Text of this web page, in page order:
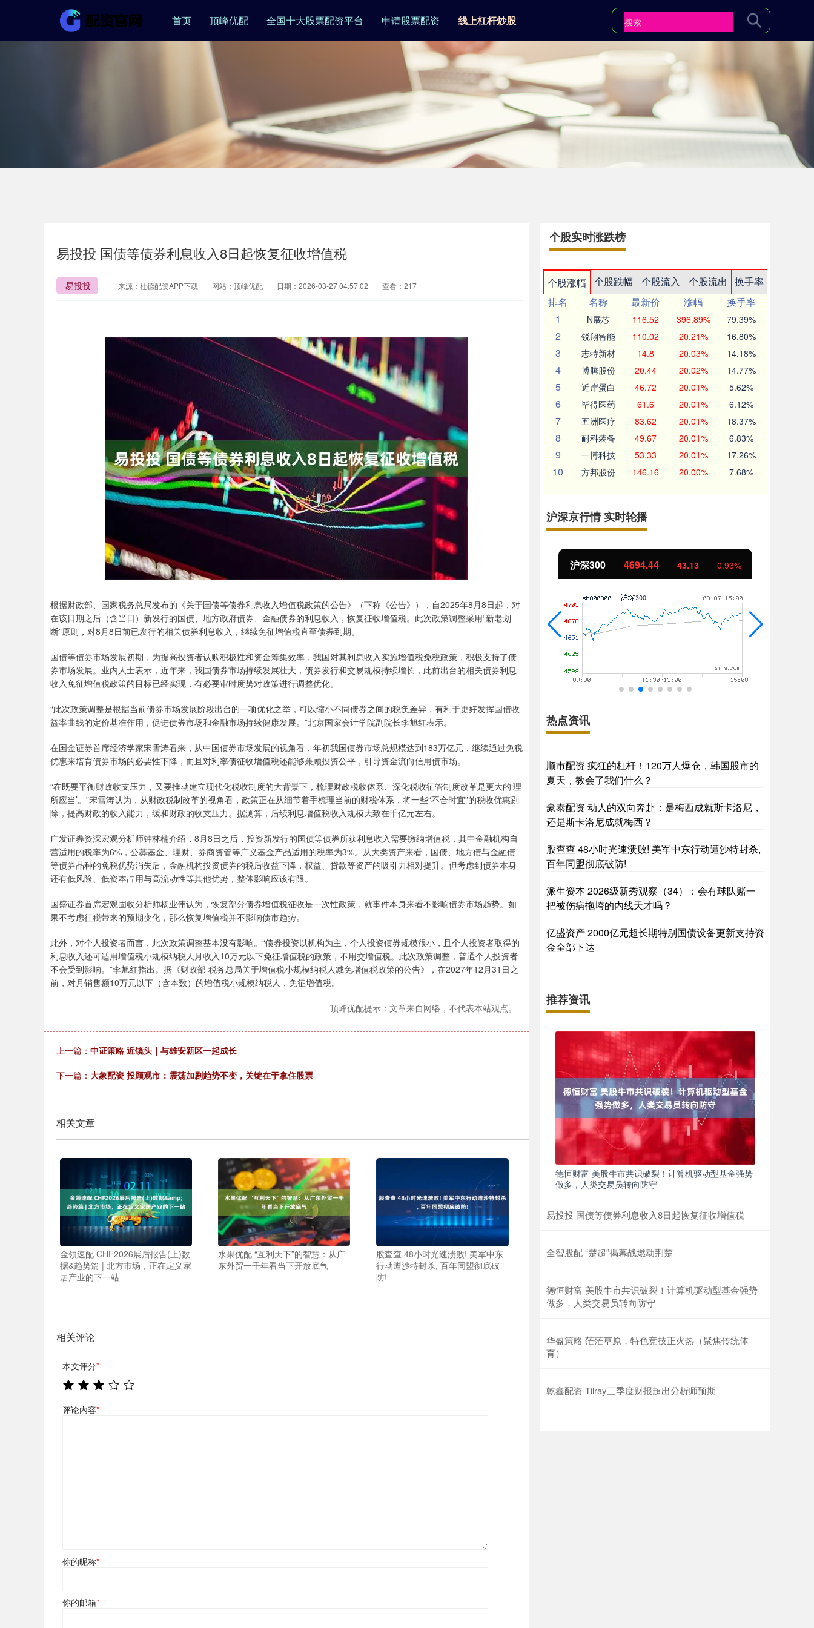
首页 顶峰优配 全国十大股票配资平台 申请股票配资 线上杠杆炒股
易投投 国债等债券利息收入8日起恢复征收增值税
易投投 来源：杜德配资APP下载 网站：顶峰优配 日期：2026-03-27 04:57:02 查看：217
根据财政部、国家税务总局发布的《关于国债等债券利息收入增值税政策的公告》（下称《公告》），自2025年8月8日起，对
在该日期之后（含当日）新发行的国债、地方政府债券、金融债券的利息收入，恢复征收增值税。此次政策调整采用“新老划
断”原则，对8月8日前已发行的相关债券利息收入，继续免征增值税直至债券到期。
国债等债券市场发展初期，为提高投资者认购积极性和资金筹集效率，我国对其利息收入实施增值税免税政策，积极支持了债
券市场发展。业内人士表示，近年来，我国债券市场持续发展壮大，债券发行和交易规模持续增长，此前出台的相关债券利息
收入免征增值税政策的目标已经实现，有必要审时度势对政策进行调整优化。
“此次政策调整是根据当前债券市场发展阶段出台的一项优化之举，可以缩小不同债券之间的税负差异，有利于更好发挥国债收
益率曲线的定价基准作用，促进债券市场和金融市场持续健康发展。”北京国家会计学院副院长李旭红表示。
在国金证券首席经济学家宋雪涛看来，从中国债券市场发展的视角看，年初我国债券市场总规模达到183万亿元，继续通过免税
优惠来培育债券市场的必要性下降，而且对利率债征收增值税还能够兼顾投资公平，引导资金流向信用债市场。
“在既要平衡财政收支压力，又要推动建立现代化税收制度的大背景下，梳理财政税收体系、深化税收征管制度改革是更大的‘理
所应当’。”宋雪涛认为，从财政税制改革的视角看，政策正在从细节着手梳理当前的财税体系，将一些“不合时宜”的税收优惠剔
除，提高财政的收入能力，缓和财政的收支压力。据测算，后续利息增值税收入规模大致在千亿元左右。
广发证券资深宏观分析师钟林楠介绍，8月8日之后，投资新发行的国债等债券所获利息收入需要缴纳增值税，其中金融机构自
营适用的税率为6%，公募基金、理财、券商资管等广义基金产品适用的税率为3%。从大类资产来看，国债、地方债与金融债
等债券品种的免税优势消失后，金融机构投资债券的税后收益下降，权益、贷款等资产的吸引力相对提升。但考虑到债券本身
还有低风险、低资本占用与高流动性等其他优势，整体影响应该有限。
国盛证券首席宏观固收分析师杨业伟认为，恢复部分债券增值税征收是一次性政策，就事件本身来看不影响债券市场趋势。如
果不考虑征税带来的预期变化，那么恢复增值税并不影响债市趋势。
此外，对个人投资者而言，此次政策调整基本没有影响。“债券投资以机构为主，个人投资债券规模很小，且个人投资者取得的
利息收入还可适用增值税小规模纳税人月收入10万元以下免征增值税的政策，不用交增值税。此次政策调整，普通个人投资者
不会受到影响。”李旭红指出。据《财政部 税务总局关于增值税小规模纳税人减免增值税政策的公告》，在2027年12月31日之
前，对月销售额10万元以下（含本数）的增值税小规模纳税人，免征增值税。
顶峰优配提示：文章来自网络，不代表本站观点。
上一篇： 中证策略 近镜头｜与雄安新区一起成长
下一篇： 大象配资 投顾观市：震荡加剧趋势不变，关键在于拿住股票
相关文章
金领速配 CHF2026展后报告(上)数
据&趋势篇 | 北方市场，正在定义家
居产业的下一站
水果优配 “互利天下”的智慧：从广
东外贸一千年看当下开放底气
股查查 48小时光速溃败! 美军中东
行动遭沙特封杀, 百年同盟彻底破
防!
相关评论
本文评分*
评论内容*
你的昵称*
你的邮箱*
个股实时涨跌榜
个股涨幅 个股跌幅 个股流入 个股流出
换手率
排名
名称 最新价 涨幅
换手率
1
N展芯 116.52 396.89% 79.39%
2 锐翔智能 110.02 20.21% 16.80%
3 志特新材 14.8 20.03% 14.18%
4 博腾股份 20.44 20.02% 14.77%
5 近岸蛋白 46.72 20.01% 5.62%
6 毕得医药 61.6 20.01% 6.12%
7 五洲医疗 83.62 20.01% 18.37%
8 耐科装备 49.67 20.01% 6.83%
9 一博科技 53.33 20.01% 17.26%
10 方邦股份 146.16 20.00% 7.68%
沪深京行情 实时轮播
深证成指 14311.01 1.42% 4694.44 北证50 1134.24 11.37 1.01%
热点资讯
顺市配资 疯狂的杠杆！120万人爆仓，韩国股市的
夏天，教会了我们什么？
豪泰配资 动人的双向奔赴：是梅西成就斯卡洛尼，
还是斯卡洛尼成就梅西？
股查查 48小时光速溃败! 美军中东行动遭沙特封杀,
百年同盟彻底破防!
派生资本 2026级新秀观察（34）：会有球队赌一
把被伤病拖垮的内线天才吗？
亿盛资产 2000亿元超长期特别国债设备更新支持资
金全部下达
推荐资讯
德恒财富 美股牛市共识破裂！计算机驱动型基金强势
做多，人类交易员转向防守
易投投 国债等债券利息收入8日起恢复征收增值税
全智股配 “楚超”揭幕战燃动荆楚
德恒财富 美股牛市共识破裂！计算机驱动型基金强势
做多，人类交易员转向防守
华盈策略 茫茫草原，特色竞技正火热（聚焦传统体
育）
乾鑫配资 Tilray三季度财报超出分析师预期